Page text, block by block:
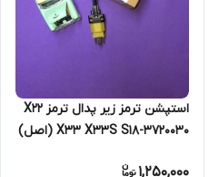
استپشن ترمز زیر پدال ترمز X22
X33 X33S S18-3720030 (اصل)
1,250,000